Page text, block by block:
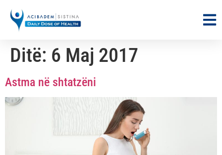
Ditë: 6 Maj 2017
Astma në shtatzëni